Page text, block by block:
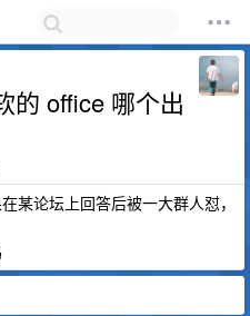
的 office 哪个出
某论坛上回答后被一大群人怼，